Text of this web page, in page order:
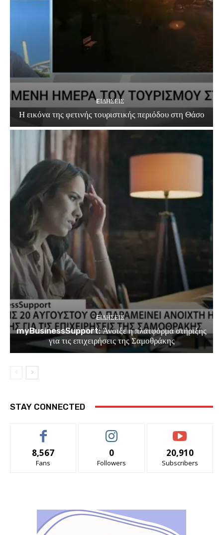
EΙΔΗΣΕΙΣ
Η εικόνα της φετινής τουριστικής περιόδου στη Θάσο
EΙΔΗΣΕΙΣ
myBusinessSupport: Άνοιξε η πλατφόρμα στήριξης
για τις επιχειρήσεις της Σαμοθράκης
STAY CONNECTED
8,567
Fans
0
Followers
20,910
Subscribers